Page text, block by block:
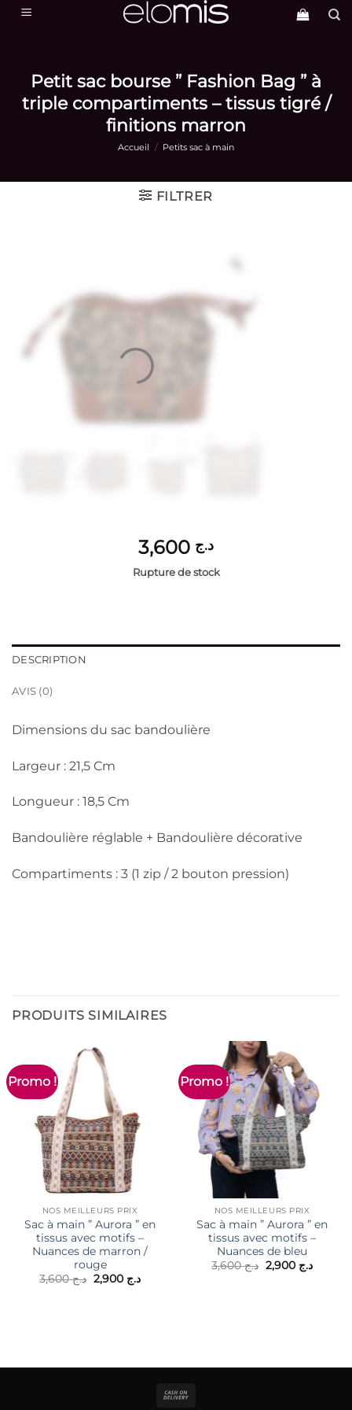
Passer
Petit sac bourse ” Fashion Bag ” à
triple compartiments – tissus tigré /
finitions marron
Accueil / Petits sac à main
FILTRER
د.ج
Rupture de stock
DESCRIPTION
AVIS (0)
Dimensions du sac bandoulière
Largeur : 21,5 Cm
Longueur : 18,5 Cm
Bandoulière réglable + Bandoulière décorative
Compartiments : 3 (1 zip / 2 bouton pression)
PRODUITS SIMILAIRES
Promo !
NOS MEILLEURS PRIX
Sac à main ” Aurora ” en
tissus avec motifs –
Nuances de marron /
rouge
د.ج3,600
Le
prix
د.ج 2,900
Le
Promo !
NOS MEILLEURS PRIX
Sac à main ” Aurora ” en
tissus avec motifs –
Nuances de bleu
د.ج3,600
Le
prix
د.ج 2,900
Le